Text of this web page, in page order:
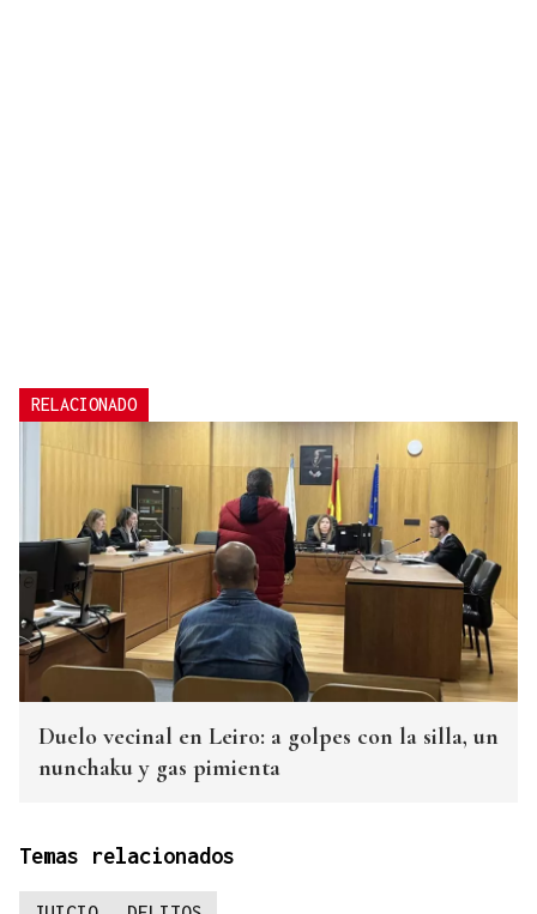
RELACIONADO
Duelo vecinal en Leiro: a golpes con la silla, un
nunchaku y gas pimienta
Temas relacionados